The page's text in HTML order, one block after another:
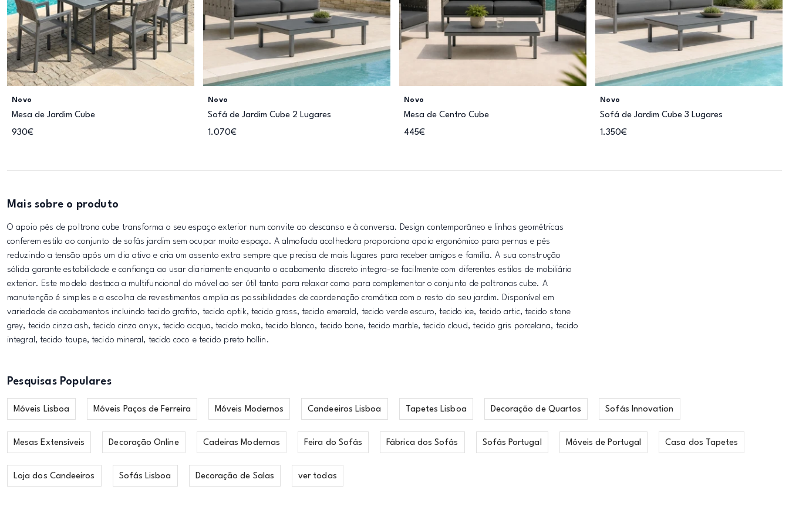
Novo
Mesa de Jardim Cube
930€
Novo
Sofá de Jardim Cube 2 Lugares
1.070€
Novo
Mesa de Centro Cube
445€
Novo
Sofá de Jardim Cube 3 Lugares
1.350€
Mais sobre o produto
O apoio pés de poltrona cube transforma o seu espaço exterior num convite ao descanso e à conversa. Design contemporâneo e linhas geométricas
conferem estilo ao conjunto de sofás jardim sem ocupar muito espaço. A almofada acolhedora proporciona apoio ergonómico para pernas e pés
reduzindo a tensão após um dia ativo e cria um assento extra sempre que precisa de mais lugares para receber amigos e família. A sua construção
sólida garante estabilidade e confiança ao usar diariamente enquanto o acabamento discreto integra-se facilmente com diferentes estilos de mobiliário
exterior. Este modelo destaca a multifuncional do móvel ao ser útil tanto para relaxar como para complementar o conjunto de poltronas cube. A
manutenção é simples e a escolha de revestimentos amplia as possibilidades de coordenação cromática com o resto do seu jardim. Disponível em
variedade de acabamentos incluindo tecido grafito, tecido optik, tecido grass, tecido emerald, tecido verde escuro, tecido ice, tecido artic, tecido stone
grey, tecido cinza ash, tecido cinza onyx, tecido acqua, tecido moka, tecido blanco, tecido bone, tecido marble, tecido cloud, tecido gris porcelana, tecido
integral, tecido taupe, tecido mineral, tecido coco e tecido preto hollin.
Pesquisas Populares
Móveis Lisboa Móveis Paços de Ferreira Móveis Modernos Candeeiros Lisboa Tapetes Lisboa Decoração de Quartos Sofás Innovation
Mesas Extensíveis Decoração Online Cadeiras Modernas Feira do Sofás Fábrica dos Sofás Sofás Portugal Móveis de Portugal Casa dos Tapetes
Loja dos Candeeiros Sofás Lisboa Decoração de Salas ver todas